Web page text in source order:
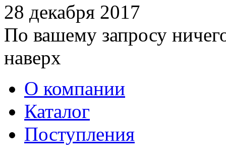
28 декабря 2017
По вашему запросу
наверх
О компании
Каталог
Поступления